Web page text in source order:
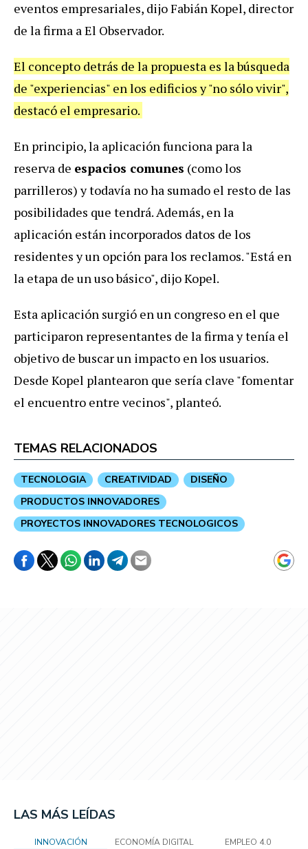
eventos empresariales, dijo Fabián Kopel, director
de la firma a El Observador.
El concepto detrás de la propuesta es la búsqueda
de "experiencias" en los edificios y "no sólo vivir",
destacó el empresario.
En principio, la aplicación funciona para la
reserva de espacios comunes (como los
parrilleros) y todavía no ha sumado el resto de las
posibilidades que tendrá. Además, en la
aplicación están incorporados datos de los
residentes y un opción para los reclamos. "Está en
la etapa de un uso básico", dijo Kopel.
Esta aplicación surgió en un congreso en el que
participaron representantes de la firma y tenía el
objetivo de buscar un impacto en los usuarios.
Desde Kopel plantearon que sería clave "fomentar
el encuentro entre vecinos", planteó.
TEMAS RELACIONADOS
TECNOLOGIA CREATIVIDAD
DISEÑO
PRODUCTOS INNOVADORES
PROYECTOS INNOVADORES TECNOLOGICOS
LAS MÁS LEÍDAS
INNOVACIÓN ECONOMÍA DIGITAL EMPLEO 4.0